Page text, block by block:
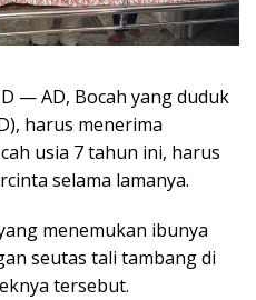
— AD, Bocah yang duduk
harus menerima
usia 7 tahun ini, harus
selama lamanya.
menemukan ibunya
seutas tali tambang di
tersebut.